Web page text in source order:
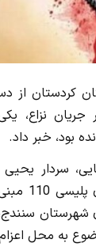
نزاع،
بود، خبر داد.
سردار یحیی
اعلام
شهرستان
به محل